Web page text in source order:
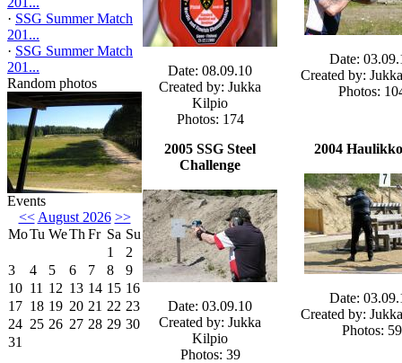
· SSG Summer Match
201...
· SSG Summer Match
201...
Random photos
Events
<< August 2026 >>
MoTu WeTh Fr Sa Su
1
2
3
4 5 6 7 8
9
10 11 12 13 14 15 16
17 18 19 20 21 22 23
24 25 26 27 28 29 30
31
Date: 08.09.10
Created by: Jukka
Kilpio
Photos: 174
Date:
Created by:
Photos:
2005 SSG Steel
Challenge
Date: 03.09.10
Created by: Jukka
Kilpio
Photos: 39
2004
Date:
Created by:
Photos: 59